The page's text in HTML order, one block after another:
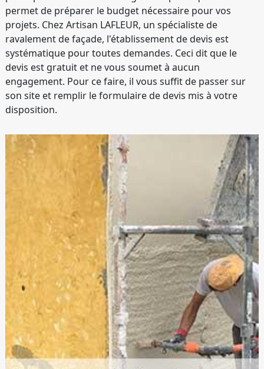
permet de préparer le budget nécessaire pour vos
projets. Chez Artisan LAFLEUR, un spécialiste de
ravalement de façade, l'établissement de devis est
systématique pour toutes demandes. Ceci dit que le
devis est gratuit et ne vous soumet à aucun
engagement. Pour ce faire, il vous suffit de passer sur
son site et remplir le formulaire de devis mis à votre
disposition.